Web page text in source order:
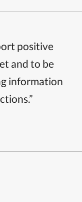
positive
and to be
information